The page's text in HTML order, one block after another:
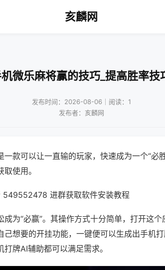
亥麟网
微乐麻将赢的技巧_提高胜率技
发布时间：2026-08-06｜阅读：1
发布者：亥麟网
款可以让一直输的玩家，快速成为一个“必
使用。
549552478 进群获取软件安装教程
为“必赢”。其操作方式十分简单，打开这
己想要的开挂功能，一键便可以生成出手机
牌AI辅助都可以满足需求。